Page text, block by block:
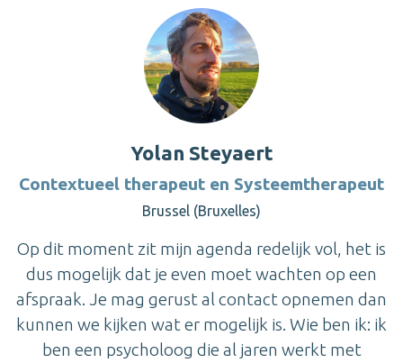
Yolan Steyaert
Contextueel therapeut en Systeemtherapeut
Brussel (Bruxelles)
Op dit moment zit mijn agenda redelijk vol, het is
dus mogelijk dat je even moet wachten op een
afspraak. Je mag gerust al contact opnemen dan
kunnen we kijken wat er mogelijk is. Wie ben ik: ik
ben een psycholoog die al jaren werkt met